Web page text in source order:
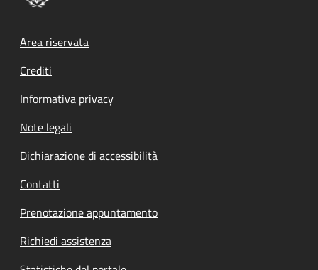
Footer menu
Area riservata
Crediti
Informativa privacy
Note legali
Dichiarazione di accessibilità
Contatti
Prenotazione appuntamento
Richiedi assistenza